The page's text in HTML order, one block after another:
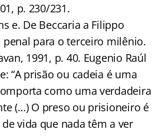
p. 230/231.
e. De Beccaria a Filippo
penal para o terceiro milênio.
1991, p. 40. Eugenio Raúl
“A prisão ou cadeia é uma
como uma verdadeira
(…) O preso ou prisioneiro é
vida que nada têm a ver